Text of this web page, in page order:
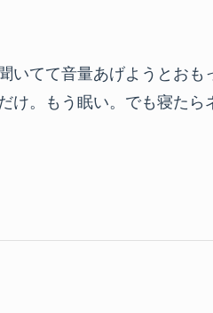
いてて音量あげようとお
け。もう眠い。でも寝たら